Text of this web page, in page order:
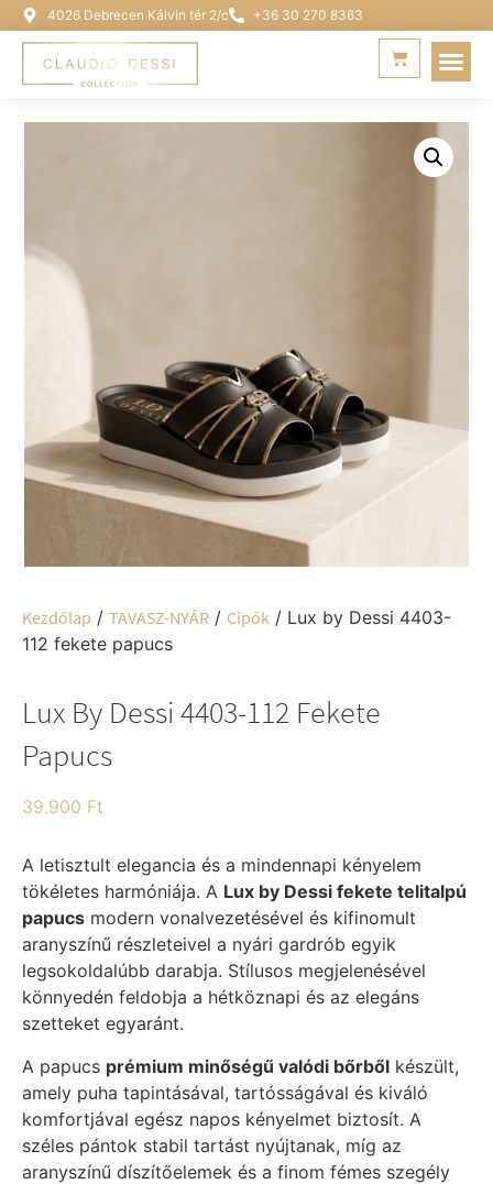
4026 Debrecen Kálvin tér 2/c +36 30 270 8363
Kezdőlap / TAVASZ-NYÁR / Cipők / Lux by Dessi 4403-
112 fekete papucs
Lux By Dessi 4403-112 Fekete
Papucs
39.900 Ft
A letisztult elegancia és a mindennapi kényelem
tökéletes harmóniája. A Lux by Dessi fekete telitalpú
papucs modern vonalvezetésével és kifinomult
aranyszínű részleteivel a nyári gardrób egyik
legsokoldalúbb darabja. Stílusos megjelenésével
könnyedén feldobja a hétköznapi és az elegáns
szetteket egyaránt.
A papucs prémium minőségű valódi bőrből készült,
amely puha tapintásával, tartósságával és kiváló
komfortjával egész napos kényelmet biztosít. A
széles pántok stabil tartást nyújtanak, míg az
aranyszínű díszítőelemek és a finom fémes szegély